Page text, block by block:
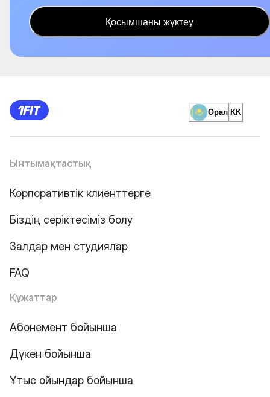
Қосымшаны жүктеу
Орал KK
Ынтымақтастық
Корпоративтік клиенттерге
Біздің серіктесіміз болу
Залдар мен студиялар
FAQ
Құжаттар
Абонемент бойынша
Дүкен бойынша
Ұтыс ойындар бойынша